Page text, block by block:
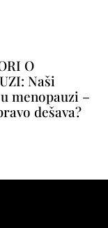
O
Naši
menopauzi –
dešava?